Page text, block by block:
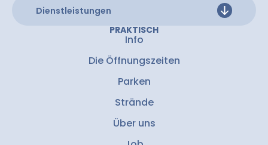
PRAKTISCH
Info
Die Öffnungszeiten
Parken
Strände
Über uns
Dienstleistungen